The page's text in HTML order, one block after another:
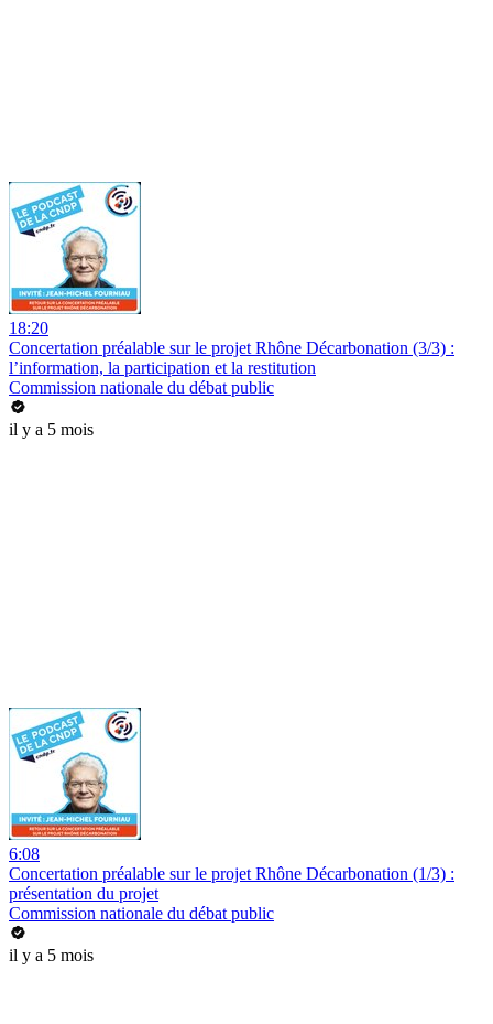
18:20
Concertation préalable sur le projet Rhône Décarbonation (3/3) :
l’information, la participation et la restitution
Commission nationale du débat public
il y a 5 mois
6:08
Concertation préalable sur le projet Rhône Décarbonation (1/3) :
présentation du projet
Commission nationale du débat public
il y a 5 mois